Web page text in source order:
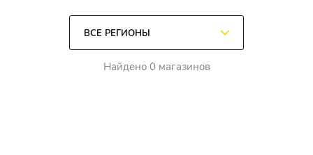
Найдено 0 магазинов